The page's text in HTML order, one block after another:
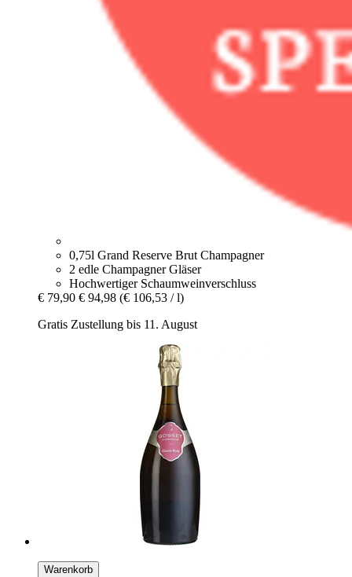
0,75l Grand Reserve Brut Champagner
2 edle Champagner Gläser
Hochwertiger Schaumweinverschluss
€ 79,90 € 94,98 (€ 106,53 / l)
Gratis Zustellung bis 11. August
Warenkorb